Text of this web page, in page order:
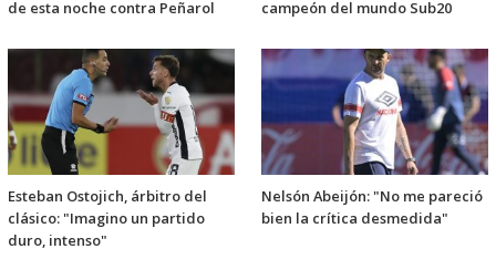
de esta noche contra Peñarol
campeón del mundo Sub20
Esteban Ostojich, árbitro del
clásico: "Imagino un partido
duro, intenso"
Nelsón Abeijón: "No me pareció
bien la crítica desmedida"